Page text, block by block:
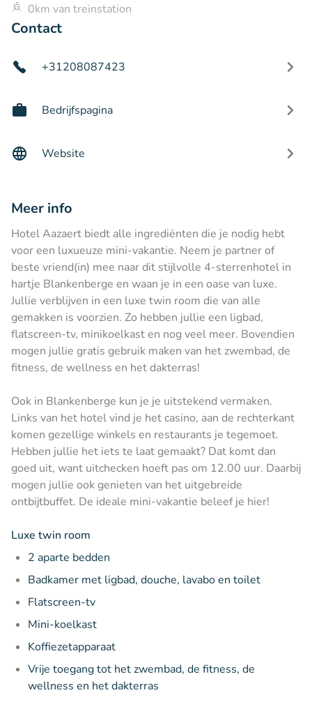
0km van treinstation
Contact
+31208087423
Bedrijfspagina
Website
Meer info
Hotel Aazaert biedt alle ingrediënten die je nodig hebt
voor een luxueuze mini-vakantie. Neem je partner of
beste vriend(in) mee naar dit stijlvolle 4-sterrenhotel in
hartje Blankenberge en waan je in een oase van luxe.
Jullie verblijven in een luxe twin room die van alle
gemakken is voorzien. Zo hebben jullie een ligbad,
flatscreen-tv, minikoelkast en nog veel meer. Bovendien
mogen jullie gratis gebruik maken van het zwembad, de
fitness, de wellness en het dakterras!
Ook in Blankenberge kun je je uitstekend vermaken.
Links van het hotel vind je het casino, aan de rechterkant
komen gezellige winkels en restaurants je tegemoet.
Hebben jullie het iets te laat gemaakt? Dat komt dan
goed uit, want uitchecken hoeft pas om 12.00 uur. Daarbij
mogen jullie ook genieten van het uitgebreide
ontbijtbuffet. De ideale mini-vakantie beleef je hier!
Luxe twin room
2 aparte bedden
Badkamer met ligbad, douche, lavabo en toilet
Flatscreen-tv
Mini-koelkast
Koffiezetapparaat
Vrije toegang tot het zwembad, de fitness, de
wellness en het dakterras